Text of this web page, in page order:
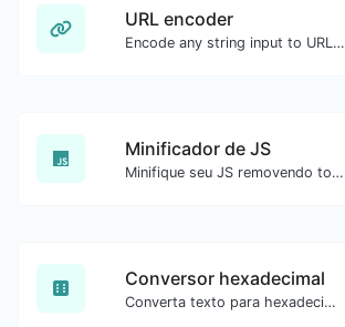
URL encoder
Encode any string input to URL format.
Minificador de JS
Minifique seu JS removendo todos os caracteres desnecessários.
Conversor hexadecimal
Converta texto para hexadecimal e o contrário para qualquer entrada de string.